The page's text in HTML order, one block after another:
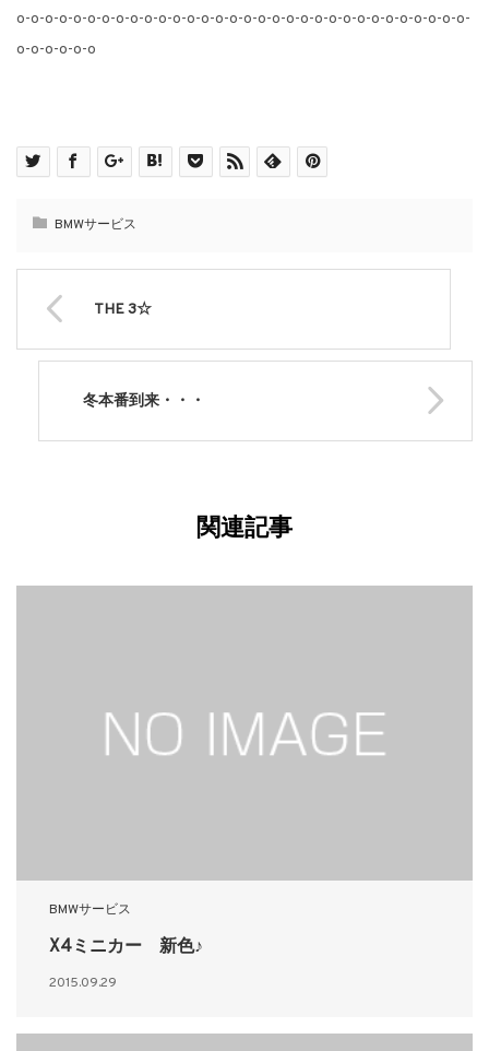
o-o-o-o-o-o-o-o-o-o-o-o-o-o-o-o-o-o-o-o-o-o-o-o-o-o-o-o-o-o-o-o-
o-o-o-o-o-o
BMWサービス
THE 3☆
冬本番到来・・・
関連記事
BMWサービス
X4ミニカー 新色♪
2015.09.29